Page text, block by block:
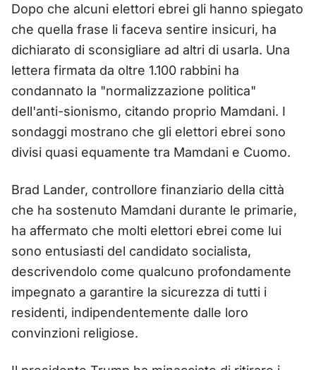
Dopo che alcuni elettori ebrei gli hanno spiegato
che quella frase li faceva sentire insicuri, ha
dichiarato di sconsigliare ad altri di usarla. Una
lettera firmata da oltre 1.100 rabbini ha
condannato la "normalizzazione politica"
dell'anti-sionismo, citando proprio Mamdani. I
sondaggi mostrano che gli elettori ebrei sono
divisi quasi equamente tra Mamdani e Cuomo.
Brad Lander, controllore finanziario della città
che ha sostenuto Mamdani durante le primarie,
ha affermato che molti elettori ebrei come lui
sono entusiasti del candidato socialista,
descrivendolo come qualcuno profondamente
impegnato a garantire la sicurezza di tutti i
residenti, indipendentemente dalle loro
convinzioni religiose.